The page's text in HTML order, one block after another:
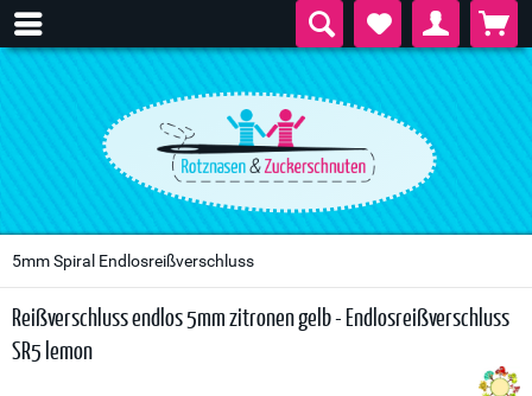
5mm Spiral Endlosreißverschluss
Reißverschluss endlos 5mm zitronen gelb - Endlosreißverschluss
SR5 lemon